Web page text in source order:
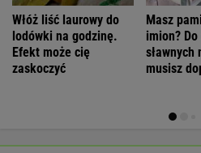
Włóż liść laurowy do
lodówki na godzinę.
Efekt może cię
zaskoczyć
Masz
imion? Do
sławnych
musisz